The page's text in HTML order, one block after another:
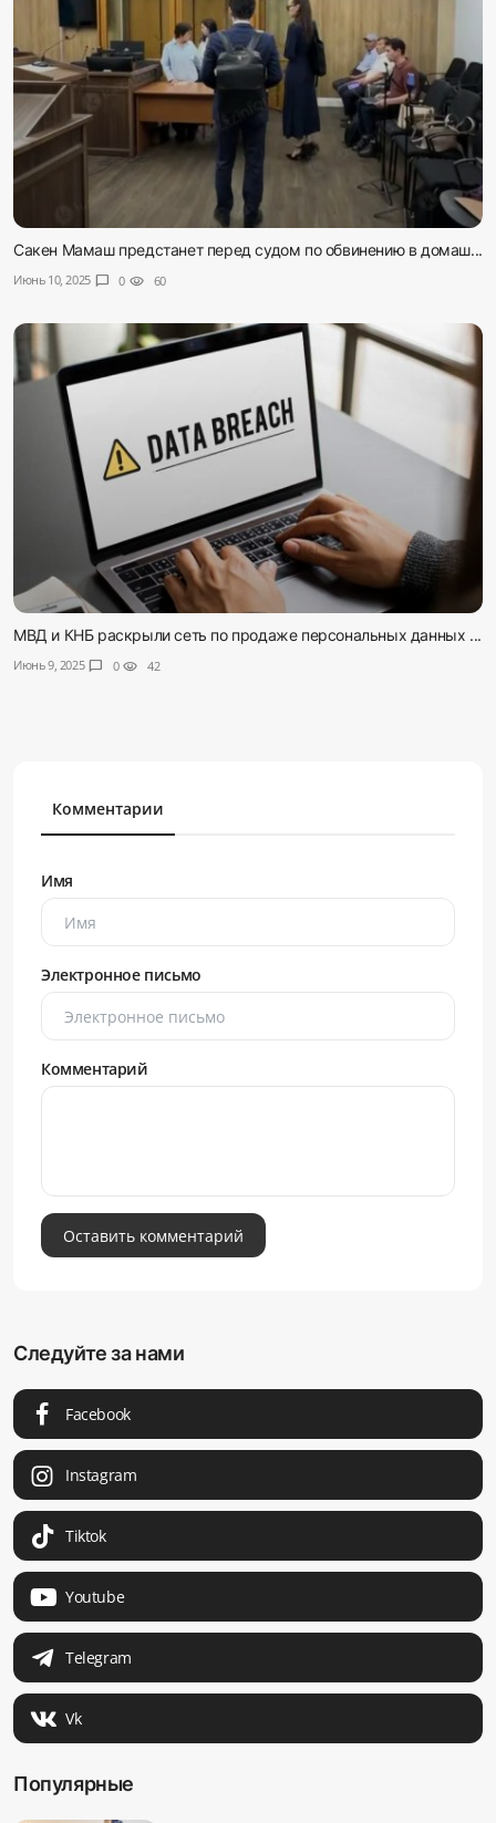
Сакен Мамаш предстанет перед судом по обвинению в домаш...
Июнь 10, 2025 chat_bubble 0 visibility 60
МВД и КНБ раскрыли сеть по продаже персональных данных ...
Июнь 9, 2025 chat_bubble 0 visibility 42
Комментарии
Имя
Электронное письмо
Комментарий
Оставить комментарий
Следуйте за нами
Facebook
Instagram
Tiktok
Youtube
Telegram
Vk
Популярные